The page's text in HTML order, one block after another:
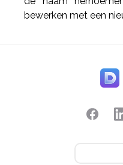
bewerken met een